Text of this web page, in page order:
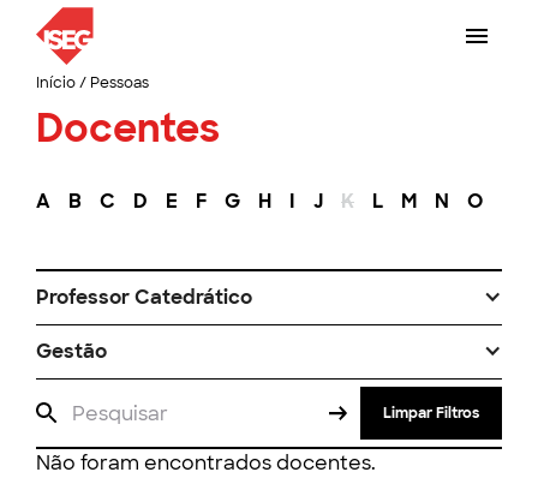
Início/ Pessoas
Docentes
A B C D E F G H I J K L M N O
Professor Catedrático
Gestão
Limpar Filtros
Não foram encontrados docentes.